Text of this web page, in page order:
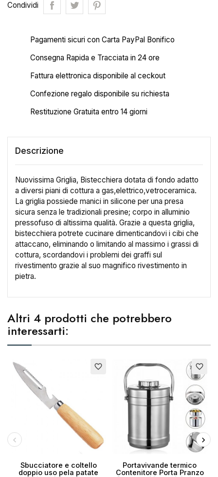
Condividi
Pagamenti sicuri con Carta PayPal Bonifico
Consegna Rapida e Tracciata in 24 ore
Fattura elettronica disponibile al ceckout
Confezione regalo disponibile su richiesta
Restituzione Gratuita entro 14 giorni
Descrizione
Nuovissima Griglia, Bistecchiera dotata di fondo adatto
a diversi piani di cottura a gas,elettrico,vetroceramica.
La griglia possiede manici in silicone per una presa
sicura senza le tradizionali presine; corpo in alluminio
pressofuso di altissima qualità. Grazie a questa griglia,
bistecchiera potrete cucinare dimenticandovi i cibi che
attaccano, eliminando o limitando al massimo i grassi di
cottura, scordandovi i problemi dei graffi sul
rivestimento grazie al suo magnifico rivestimento in
pietra.
Altri 4 prodotti che potrebbero
interessarti:
favorite_border
Sbucciatore e coltello
doppio uso pela patate
Esaurito favorite_border
Portavivande termico
Contenitore Porta Pranzo
Crea lista dei desideri
Nome lista dei desideri
Annulla Crea lista dei desideri